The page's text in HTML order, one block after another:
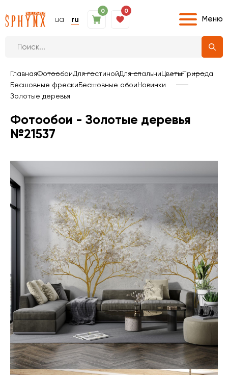
ua ru
0 0
Меню
ГлавнаяФотообоиДля гостинойДля спальниЦветыПрирода
Бесшовные фрескиБесшовные обоиНовинки
Золотые деревья
Фотообои - Золотые деревья
№21537